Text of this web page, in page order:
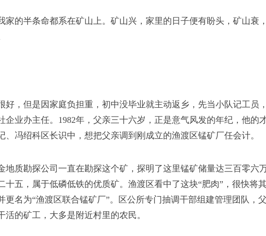
家的半条命都系在矿山上。矿山兴，家里的日子便有盼头，矿山衰
好，但是因家庭负担重，初中没毕业就主动返乡，先当小队记工员
企业办主任。1982年，父亲三十六岁，正是意气风发的年纪，他的
、冯绍科区长识中，想把父亲调到刚成立的渔渡区锰矿厂任会计。
地质勘探公司一直在勘探这个矿，探明了这里锰矿储量达三百零六
十五，属于低磷低铁的优质矿。渔渡区看中了这块“肥肉”，很快将
更名为“渔渡区联合锰矿厂”。区公所专门抽调干部组建管理团队，
活的矿工，大多是附近村里的农民。